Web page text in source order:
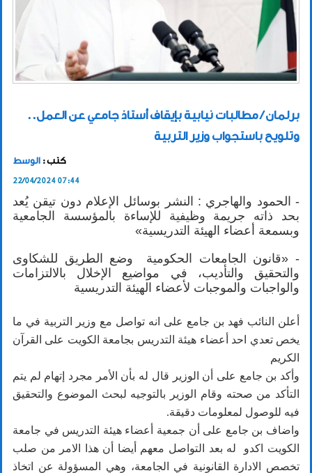
برلمان / مطالبات نيابية بإيقاف أستاذ جامعي عن العمل..
وتلويح باستجواب وزير التربية
كتب : الوسط
22/04/2024 07:44
- الحمود والهاجري : النشر بوسائل الإعلام دون تيقن يُعد
بحد ذاته جريمة وظيفية للإساءة بالمؤسسة الجامعية
وبسمعة أعضاء الهيئة التدريسية»
- «قانون الجامعات الحكومية وضع الطريق للشكاوى
والتحقيق والتأديب، في مواضيع الإخلال بالالتزامات
والواجبات والموجبات لأعضاء الهيئة التدريسية
‏أعلن النائب فهد بن جامع على انه تواصل مع وزير التربية في ما
يخص تعدي احد أعضاء هيئة التدريس بجامعة الكويت على القرآن
الكريم
وأكد بن جامع على أن الوزير قال له بأن الأمر مجرد إتهام لم يتم
التأكد من صحته وقام الوزير بالتوجيه لبحث الموضوع والتحقيق
فيه للوصول لمعلومات دقيقة.
‏واضاف بن جامع على أن جمعية أعضاء هيئة التدريس في جامعة
الكويت اكدو له بعد التواصل معهم أيضا أن هذا الامر من صلب
تخصص الادارة القانونية في الجامعة، وهي المسؤولة عن اتخاذ